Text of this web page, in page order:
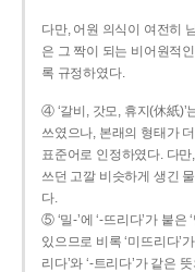
다만, 어원 의식이 여전히
은 그 짝이 되는 비어원적
록 규정하였다.
④ ‘갈비, 갓모, 휴지(休紙)’
쓰였으나, 본래의 형태가
표준어로 인정하였다. 다만
쓰던 고깔 비슷하게 생긴
다.
⑤ ‘밀-’에 ‘-뜨리다’가 붙은
있으므로 비록 ‘미뜨리다’
리다’와 ‘-트리다’가 같은